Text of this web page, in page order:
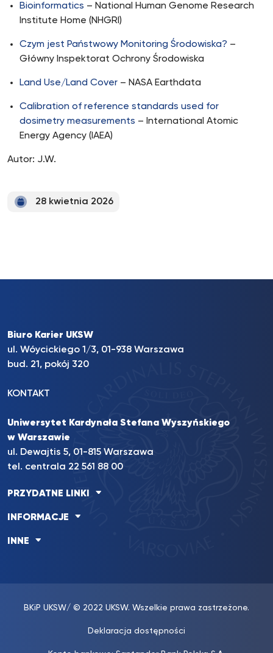
Bioinformatics – National Human Genome Research
Institute Home (NHGRI)
Czym jest Państwowy Monitoring Środowiska? –
Główny Inspektorat Ochrony Środowiska
Land Use/Land Cover – NASA Earthdata
Calibration of reference standards used for
dosimetry measurements – International Atomic
Energy Agency (IAEA)
Autor: J.W.
28 kwietnia 2026
Biuro Karier UKSW
ul. Wóycickiego 1/3, 01-938 Warszawa
bud. 21, pokój 320
KONTAKT
Uniwersytet Kardynała Stefana Wyszyńskiego
w Warszawie
ul. Dewajtis 5, 01-815 Warszawa
tel. centrala 22 561 88 00
PRZYDATNE LINKI
INFORMACJE
INNE
BKiP UKSW/ © 2022 UKSW. Wszelkie prawa zastrzeżone.
Deklaracja dostępności